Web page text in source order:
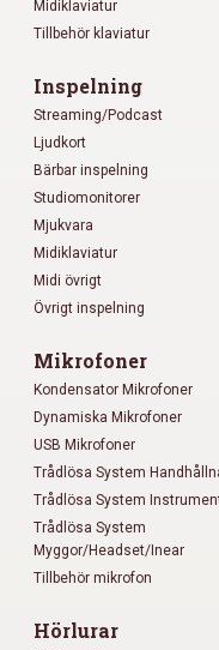
Midiklaviatur
Tillbehör klaviatur
Inspelning
Streaming/Podcast
Ljudkort
Bärbar inspelning
Studiomonitorer
Mjukvara
Midiklaviatur
Midi övrigt
Övrigt inspelning
Mikrofoner
Kondensator Mikrofoner
Dynamiska Mikrofoner
USB Mikrofoner
Trådlösa System
Trådlösa System
Trådlösa System
Myggor/Headset/Inear
Tillbehör mikrofon
Hörlurar